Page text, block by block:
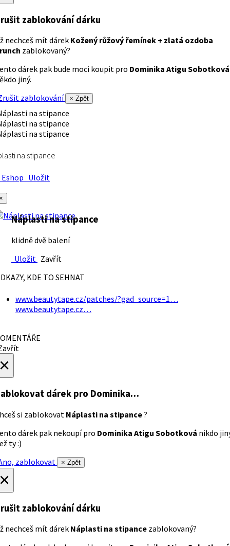
zablokování dárku
nechceš mít dárek Kožený růžový řemínek + zlatá ozdoba
zablokovaný?
dárek pak bude moci koupit pro Dominika Atigu Sobotková
jiný.
zablokování
× Zpět
na stipance
Uložit
Náplasti na stipance
klidně dvě balení
Uložit Zavřít
KDE TO SEHNAT
www.beautytape.cz/patches/?gad_source=1…
www.beautytape.cz…
dárek pro Dominika…
si zablokovat Náplasti na stipance?
dárek pak nekoupí pro Dominika Atigu Sobotková nikdo
ty :)
zablokovat
× Zpět
zablokování dárku
nechceš mít dárek Náplasti na stipance zablokovaný?